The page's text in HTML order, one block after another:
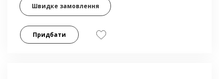
Швидке замовлення
Придбати